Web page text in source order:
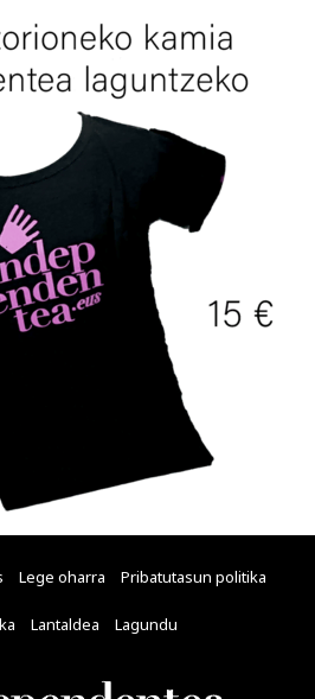
Lege oharra Pribatutasun politika
Lantaldea Lagundu